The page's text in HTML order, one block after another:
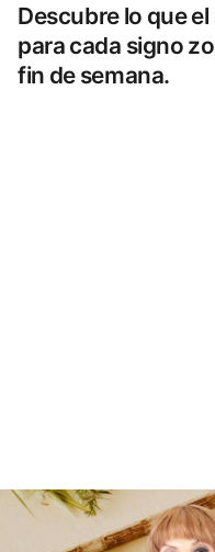
Descubre lo que
para cada signo
fin de semana.